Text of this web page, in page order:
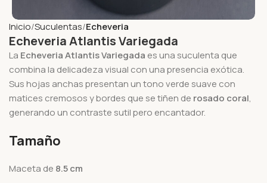
Inicio Suculentas Echeveria
Echeveria Atlantis Variegada
La Echeveria Atlantis Variegada es una suculenta que
combina la delicadeza visual con una presencia exótica.
Sus hojas anchas presentan un tono verde suave con
matices cremosos y bordes que se tiñen de rosado coral,
generando un contraste sutil pero encantador.
Tamaño
Maceta de 8.5 cm